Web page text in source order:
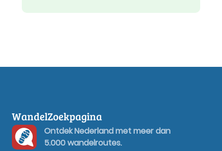
WandelZoekpagina
Ontdek Nederland met meer dan
5.000 wandelroutes.